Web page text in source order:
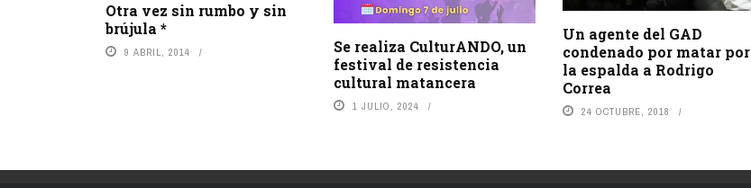
Otra vez sin rumbo y sin
brújula *
9 ABRIL, 2014
Se realiza CulturANDO, un
festival de resistencia
cultural matancera
1 JULIO, 2024
Un agente del GAD
condenado por matar por
la espalda a Rodrigo
Correa
24 OCTUBRE, 2018